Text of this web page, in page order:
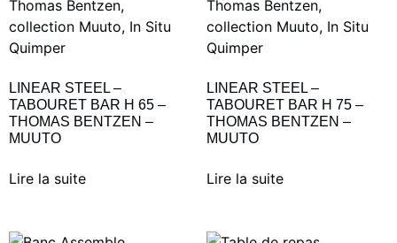
LINEAR STEEL –
TABOURET BAR H 65 –
THOMAS BENTZEN –
MUUTO
Lire la suite
LINEAR STEEL –
TABOURET BAR H 75 –
THOMAS BENTZEN –
MUUTO
Lire la suite